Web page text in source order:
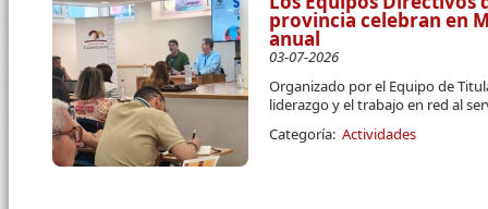
provincia celebran en
anual
03-07-2026
Organizado por el Equipo de
liderazgo y el trabajo en red al
Categoría: Actividades